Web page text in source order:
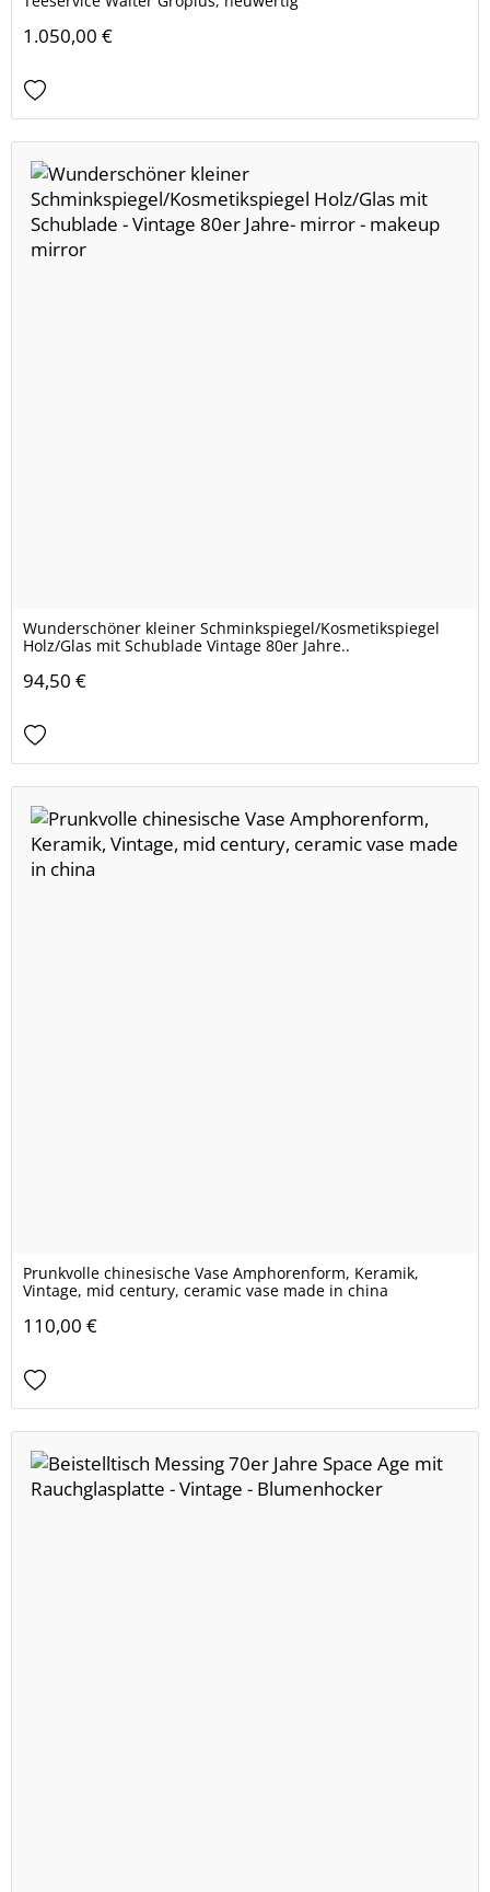
1.050,00 €
Wunderschöner kleiner Schminkspiegel/Kosmetikspiegel
Holz/Glas mit Schublade Vintage 80er Jahre..
94,50 €
Prunkvolle chinesische Vase Amphorenform, Keramik,
Vintage, mid century, ceramic vase made in china
110,00 €